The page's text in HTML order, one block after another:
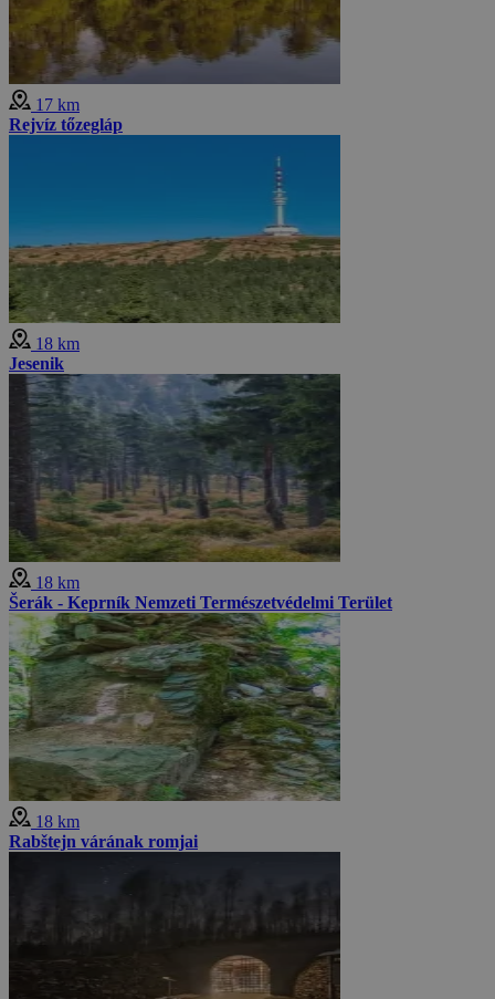
17 km
Rejvíz tőzegláp
18 km
Jesenik
18 km
Šerák - Keprník Nemzeti Természetvédelmi Terület
18 km
Rabštejn várának romjai